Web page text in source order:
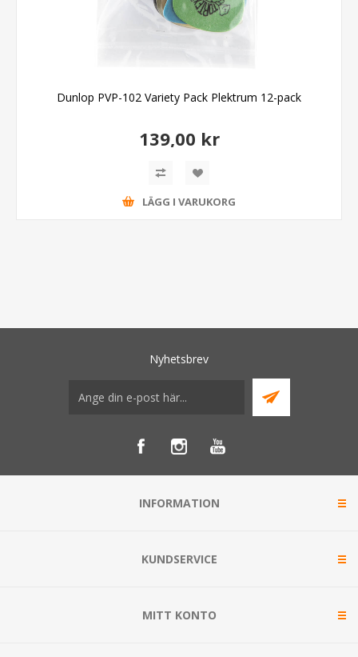
Dunlop PVP-102 Variety Pack Plektrum 12-pack
139,00 kr
LÄGG I VARUKORG
Nyhetsbrev
INFORMATION
KUNDSERVICE
MITT KONTO